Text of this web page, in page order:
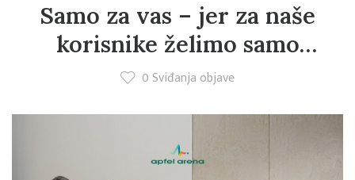
Samo za vas – jer za naše
korisnike želimo samo
najbolje
0 Sviđanja objave